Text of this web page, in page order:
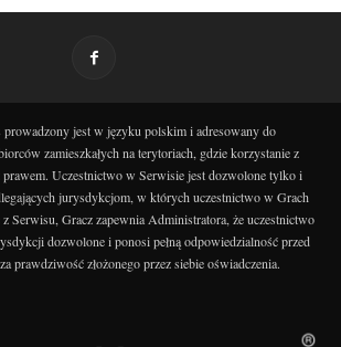
jest w języku polskim i adresowany do
zamieszkałych na terytoriach, gdzie korzystanie z
prawem. Uczestnictwo w Serwisie jest dozwolone tylko i
jurysdykcjom, w których uczestnictwo w Grach
Serwisu, Gracz zapewnia Administratora, że uczestnictwo
dozwolone i ponosi pełną odpowiedzialność przed
prawdziwość złożonego przez siebie oświadczenia.